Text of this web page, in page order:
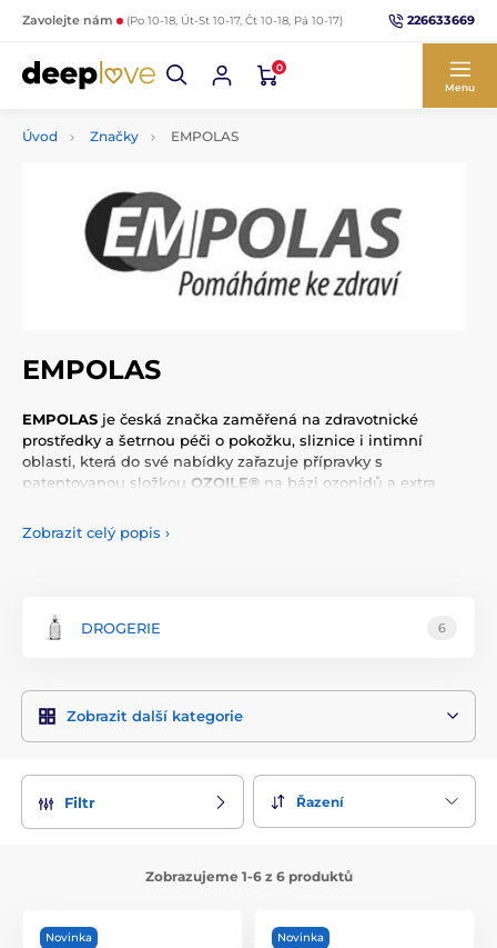
Zavolejte nám (Po 10-18, Út-St 10-17, Čt 10-18, Pá 10-17) 226633669
0
Menu
Úvod Značky EMPOLAS
EMPOLAS
EMPOLAS je česká značka zaměřená na zdravotnické
prostředky a šetrnou péči o pokožku, sliznice i intimní
oblasti, která do své nabídky zařazuje přípravky s
patentovanou složkou OZOILE® na bázi ozonidů a extra
přípravky
VULVOVAGI®
Zobrazit celý popis ›
DROGERIE 6
Zobrazit další kategorie
Filtr Řazení
Zobrazujeme 1-6 z 6 produktů
Novinka Novinka